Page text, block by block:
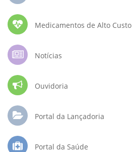
Medicamentos de Alto Custo
Notícias
Ouvidoria
Portal da Lançadoria
Portal da Saúde